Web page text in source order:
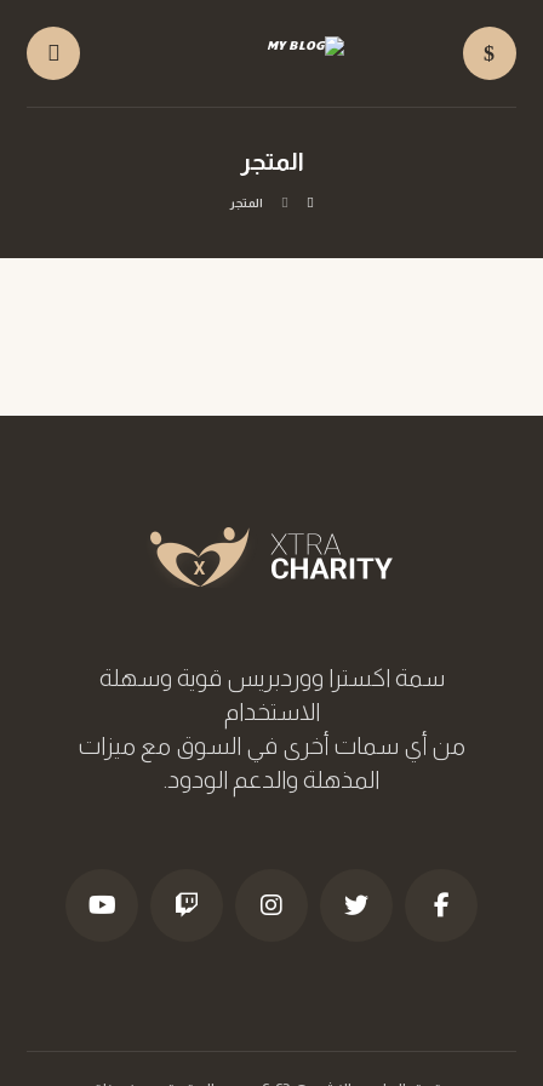
المتجر
المتجر
سمة اکسترا ووردبریس قوية وسهلة
الاستخدام
من أي سمات أخرى في السوق مع ميزات
المذهلة والدعم الودود.